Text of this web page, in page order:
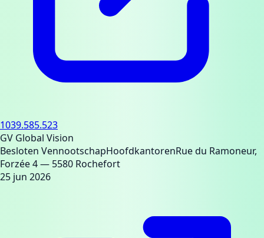
1039.585.523
GV Global Vision
Besloten VennootschapHoofdkantorenRue du Ramoneur,
Forzée 4— 5580 Rochefort
25 jun 2026